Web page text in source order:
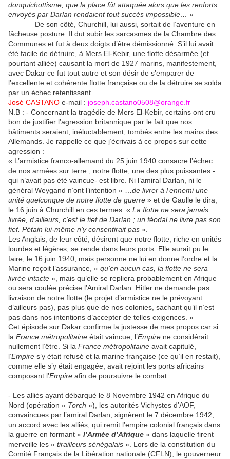
donquichottisme, que la place fût attaquée alors que les renforts
envoyés par Darlan rendaient tout succès impossible… »
De son côté, Churchill, lui aussi, sortait de l’aventure en
fâcheuse posture. Il dut subir les sarcasmes de la Chambre des
Communes et fut à deux doigts d’être démissionné. S’il lui avait
été facile de détruire, à Mers El-Kebir, une flotte désarmée (et
pourtant alliée) causant la mort de 1927 marins, manifestement,
avec Dakar ce fut tout autre et son désir de s’emparer de
l’excellente et cohérente flotte française ou de la détruire se solda
par un échec retentissant.
José CASTANO e-mail : joseph.castano0508@orange.fr
N.B : - Concernant la tragédie de Mers El-Kebir, certains ont cru
bon de justifier l’agression britannique par le fait que nos
bâtiments seraient, inéluctablement, tombés entre les mains des
Allemands. Je rappelle ce que j’écrivais à ce propos sur cette
agression :
« L’armistice franco-allemand du 25 juin 1940 consacre l’échec
de nos armées sur terre ; notre flotte, une des plus puissantes -
qui n’avait pas été vaincue- est libre. Ni l’amiral Darlan, ni le
général Weygand n’ont l’intention « …de livrer à l’ennemi une
unité quelconque de notre flotte de guerre » et de Gaulle le dira,
le 16 juin à Churchill en ces termes « La flotte ne sera jamais
livrée, d’ailleurs, c’est le fief de Darlan ; un féodal ne livre pas son
fief. Pétain lui-même n’y consentirait pas ».
Les Anglais, de leur côté, désirent que notre flotte, riche en unités
lourdes et légères, se rende dans leurs ports. Elle aurait pu le
faire, le 16 juin 1940, mais personne ne lui en donne l’ordre et la
Marine reçoit l’assurance, « qu’en aucun cas, la flotte ne sera
livrée intacte », mais qu’elle se repliera probablement en Afrique
ou sera coulée précise l’Amiral Darlan. Hitler ne demande pas
livraison de notre flotte (le projet d’armistice ne le prévoyant
d’ailleurs pas), pas plus que de nos colonies, sachant qu’il n’est
pas dans nos intentions d’accepter de telles exigences. »
Cet épisode sur Dakar confirme la justesse de mes propos car si
la France métropolitaine était vaincue, l’Empire ne considérait
nullement l’être. Si la France métropolitaine avait capitulé,
l’Empire s’y était refusé et la marine française (ce qu’il en restait),
comme elle s’y était engagée, avait rejoint les ports africains
composant l’Empire afin de poursuivre le combat.
- Les alliés ayant débarqué le 8 Novembre 1942 en Afrique du
Nord (opération « Torch »), les autorités Vichystes d’AOF,
convaincues par l’amiral Darlan, signèrent le 7 décembre 1942,
un accord avec les alliés, qui remit l’empire colonial français dans
la guerre en formant « l’Armée d’Afrique » dans laquelle firent
merveille les « tirailleurs sénégalais ». Lors de la constitution du
Comité Français de la Libération nationale (CFLN), le gouverneur